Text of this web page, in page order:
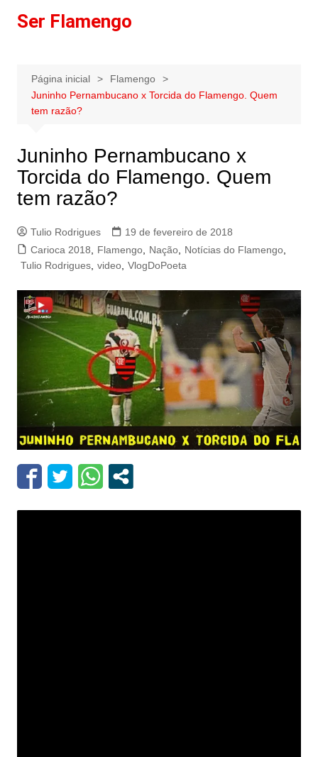
paraSer Flamengo
Página inicial
Flamengo
Juninho Pernambucano x Torcida do Flamengo. Quem
tem razão?
Juninho Pernambucano x
Torcida do Flamengo. Quem
tem razão?
Tulio Rodrigues
19 de fevereiro de 2018
Carioca 2018
Flamengo, Nação, Notícias do Flamengo,
Tulio Rodrigues, video, VlogDoPoeta